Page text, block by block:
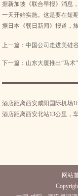
据新加坡《联合早报》消息
一天开始实施。这是要在短
据日本《朝日新闻》报道，
上一篇： 中国公司走进美硅
下一篇： 山东大厦推出“马术
酒店距离西安咸阳国际机场
酒店距离西安北站13公里，
网站